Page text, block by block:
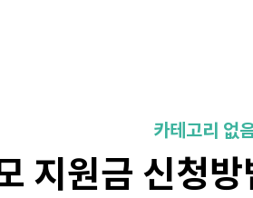
카테고리 없
지원금 신청